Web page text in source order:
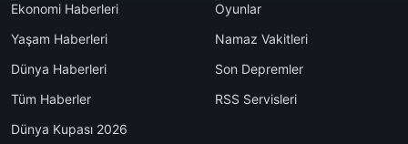
Ekonomi Haberleri
Yaşam Haberleri
Dünya Haberleri
Tüm Haberler
Dünya Kupası 2026
Oyunlar
Namaz Vakitleri
Son Depremler
RSS Servisleri